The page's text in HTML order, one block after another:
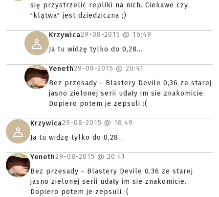
się przystrzelić repliki na nich. Ciekawe czy
"klątwa" jest dziedziczna ;)
Krzywica29-08-2015 @ 16:49
Ja tu widzę tylko do 0,28...
Yeneth29-08-2015 @ 20:41
Bez przesady - Blastery Devile 0,36 ze starej
jasno zielonej serii udały im sie znakomicie.
Dopiero potem je zepsuli :(
Krzywica29-08-2015 @ 16:49
Ja tu widzę tylko do 0,28...
Yeneth29-08-2015 @ 20:41
Bez przesady - Blastery Devile 0,36 ze starej
jasno zielonej serii udały im sie znakomicie.
Dopiero potem je zepsuli :(